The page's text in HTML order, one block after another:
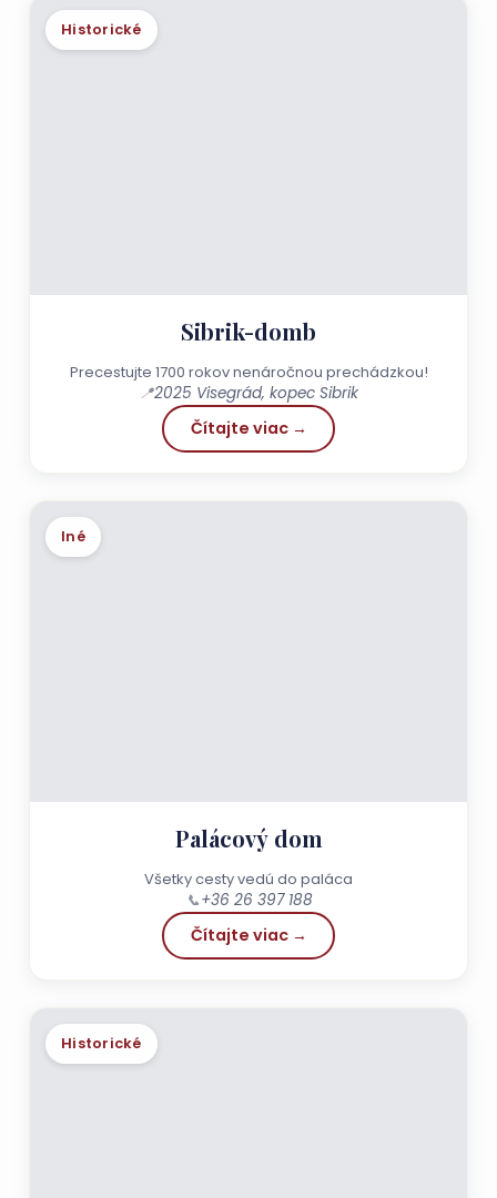
Historické
Sibrik-domb
Precestujte 1700 rokov nenáročnou prechádzkou!
📍2025 Visegrád, kopec Sibrik
Čítajte viac →
Iné
Palácový dom
Všetky cesty vedú do paláca
📞+36 26 397 188
Čítajte viac →
Historické